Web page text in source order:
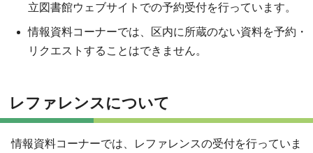
立図書館ウェブサイトでの予約受付を行っています。
情報資料コーナーでは、区内に所蔵のない資料を予約・
リクエストすることはできません。
レファレンスについて
情報資料コーナーでは、レファレンスの受付を行っていま